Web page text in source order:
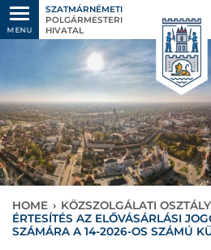
MENU
SZATMÁRNÉMETI
POLGÁRMESTERI
HIVATAL
HOME › KÖZSZOLGÁLATI
ÉRTESÍTÉS AZ ELŐVÁSÁRLÁSI
SZÁMÁRA A 14-2026-OS SZÁMÚ